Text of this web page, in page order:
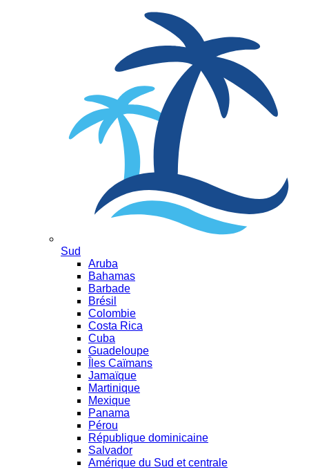
Sud
Aruba
Bahamas
Barbade
Brésil
Colombie
Costa Rica
Cuba
Guadeloupe
Îles Caïmans
Jamaïque
Martinique
Mexique
Panama
Pérou
République dominicaine
Salvador
Amérique du Sud et centrale